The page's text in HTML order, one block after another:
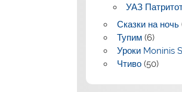
УАЗ
Сказки на ночь
Тупим(6)
Уроки Moninis
Чтиво(50)